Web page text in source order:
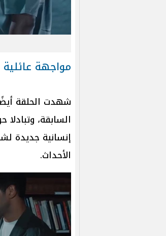
مواجهة
شهدت الحلقة
السابقة،
إنسانية جديدة
الأحداث.